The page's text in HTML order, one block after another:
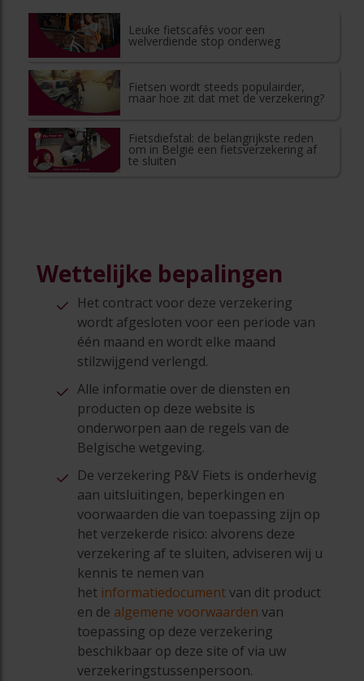
Leuke fietscafés voor een
welverdiende stop onderweg
Fietsen wordt steeds populairder,
maar hoe zit dat met de verzekering?
Fietsdiefstal: de belangrijkste reden
om in België een fietsverzekering af
te sluiten
Wettelijke bepalingen
Het contract voor deze verzekering
wordt afgesloten voor een periode van
één maand en wordt elke maand
stilzwijgend verlengd.
Alle informatie over de diensten en
producten op deze website is
onderworpen aan de regels van de
Belgische wetgeving.
De verzekering P&V Fiets is onderhevig
aan uitsluitingen, beperkingen en
voorwaarden die van toepassing zijn op
het verzekerde risico: alvorens deze
verzekering af te sluiten, adviseren wij u
kennis te nemen van
het informatiedocumentvan dit product
en de algemene voorwaarden van
toepassing op deze verzekering
beschikbaar op deze site of via uw
verzekeringstussenpersoon.